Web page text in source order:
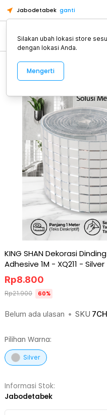
Jabodetabek ganti
Alat Kopi
KING SHAN Dekorasi
Adhesive 1M - XQ211 - Silver
Belum ada ulasan • SKU
Rp8.800
Rp21.900 60%
Pilihan Warna:
Silver
Informasi Stok:
Jabodetabek
Silakan ubah lokasi store
dengan lokasi Anda.
Mengerti